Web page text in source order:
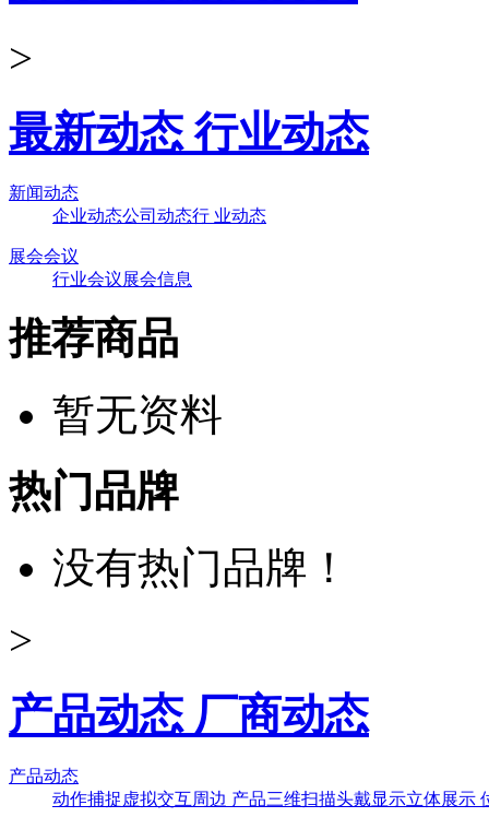
>
最新动态 行业动态
新闻动态
企业动态公司动态行 业动态
展会会议
行业会议展会信息
推荐商品
暂无资料
热门品牌
没有热门品牌！
>
产品动态 厂商动态
产品动态
动作捕捉 虚拟交互周边 产品三维扫描头戴显示立体展示